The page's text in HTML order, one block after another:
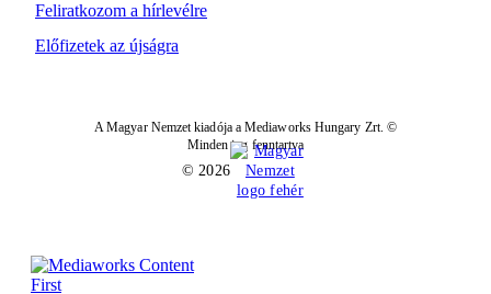
Feliratkozom a hírlevélre
Előfizetek az újságra
A Magyar Nemzet kiadója a Mediaworks Hungary Zrt. ©
Minden jog fenntartva
© 2026